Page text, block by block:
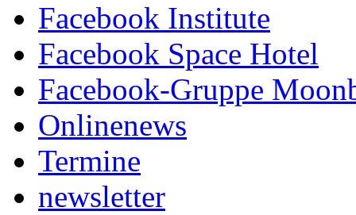
Facebook Institute
Facebook Space Hotel
Facebook-Gruppe
Onlinenews
Termine
newsletter